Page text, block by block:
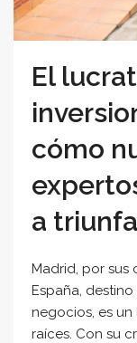
El
cómo
a
Madrid, por sus
España,
negocios, es
raíces. Con su